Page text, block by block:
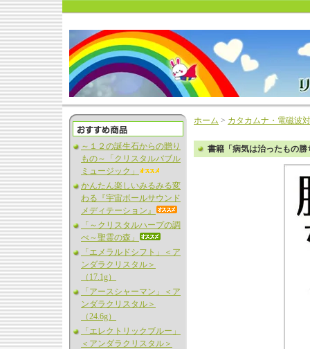
～１２の誕生石からの贈り
もの～「クリスタルバブル
ミュージック」
かんたん楽しいみるみる変
わる『宇宙ボールサウンド
メディテーション』
「～クリスタルハープの調
べ～聖霊の森」
「エメラルドシフト」＜ア
ンダラクリスタル＞
（17.1g）
「アースシャーマン」＜ア
ンダラクリスタル＞
（24.6g）
「エレクトリックブルー」
＜アンダラクリスタル＞
ホーム > カタカムナ・電磁波
書籍「病気は治ったもの勝